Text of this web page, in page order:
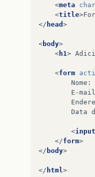
<meta
<title>
</ head >
<body>
< h1>
<form
		Nome:
E-
Data
<input
</form>
</ body>
</ html>